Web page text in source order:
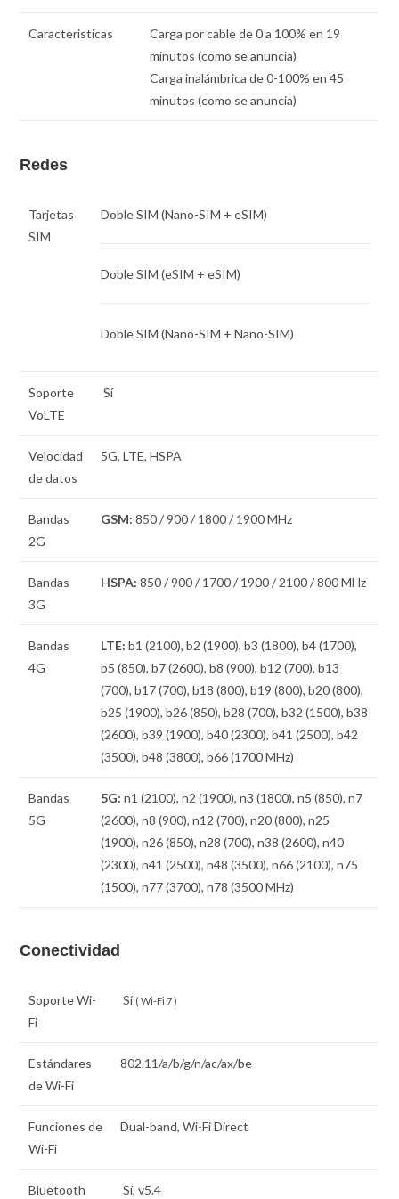
Caracteristicas
Carga por cable de 0 a 100% en 19
minutos (como se anuncia)
Carga inalámbrica de 0-100% en 45
minutos (como se anuncia)
Redes
Tarjetas
SIM
Doble SIM (Nano-SIM + eSIM)
Doble SIM (eSIM + eSIM)
Doble SIM (Nano-SIM + Nano-SIM)
Soporte
VoLTE
Sí
Velocidad
de datos
5G, LTE, HSPA
Bandas
2G
GSM: 850 / 900 / 1800 / 1900 MHz
Bandas
3G
HSPA: 850 / 900 / 1700 / 1900 / 2100 / 800 MHz
Bandas
4G
LTE: b1 (2100), b2 (1900), b3 (1800), b4 (1700),
b5 (850), b7 (2600), b8 (900), b12 (700), b13
(700), b17 (700), b18 (800), b19 (800), b20 (800),
b25 (1900), b26 (850), b28 (700), b32 (1500), b38
(2600), b39 (1900), b40 (2300), b41 (2500), b42
(3500), b48 (3800), b66 (1700 MHz)
Bandas
5G
5G: n1 (2100), n2 (1900), n3 (1800), n5 (850), n7
(2600), n8 (900), n12 (700), n20 (800), n25
(1900), n26 (850), n28 (700), n38 (2600), n40
(2300), n41 (2500), n48 (3500), n66 (2100), n75
(1500), n77 (3700), n78 (3500 MHz)
Conectividad
Soporte Wi-
Fi
Sí ( Wi-Fi 7 )
Estándares
de Wi-Fi
802.11/a/b/g/n/ac/ax/be
Funciones de
Wi-Fi
Dual-band, Wi-Fi Direct
Bluetooth Sí, v5.4